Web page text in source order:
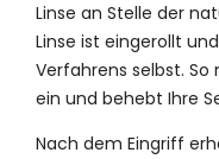
Linse an Stelle der
Linse ist eingerollt
Verfahrens selbst.
ein und behebt Ihre
Nach dem Eingriff